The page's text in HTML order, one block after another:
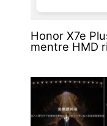
Honor X7e
mentre HMD